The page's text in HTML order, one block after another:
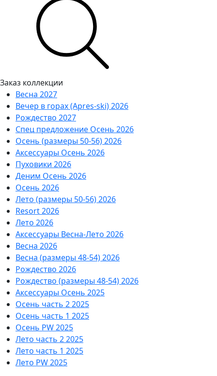
Заказ коллекции
Весна 2027
Вечер в горах (Apres-ski) 2026
Рождество 2027
Спец предложение Осень 2026
Осень (размеры 50-56) 2026
Аксессуары Осень 2026
Пуховики 2026
Деним Осень 2026
Осень 2026
Лето (размеры 50-56) 2026
Resort 2026
Лето 2026
Аксессуары Весна-Лето 2026
Весна 2026
Весна (размеры 48-54) 2026
Рождество 2026
Рождество (размеры 48-54) 2026
Аксессуары Осень 2025
Осень часть 2 2025
Осень часть 1 2025
Осень PW 2025
Лето часть 2 2025
Лето часть 1 2025
Лето PW 2025